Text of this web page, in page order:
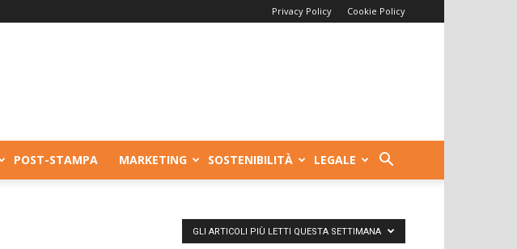
Privacy Policy Cookie Policy
POST-STAMPA MARKETING SOSTENIBILITÀ LEGALE
GLI ARTICOLI PIÙ LETTI QUESTA SETTIMANA